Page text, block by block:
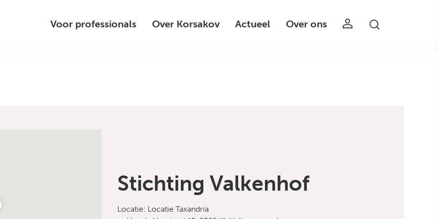
Voor professionals Over Korsakov Actueel Over ons
Stichting Valkenhof
Locatie: Locatie Taxandria